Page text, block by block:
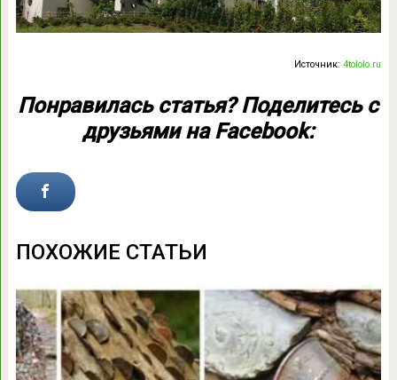
Источник:4tololo.ru
Понравилась статья? Поделитесь с
друзьями на Facebook:
ПОХОЖИЕ СТАТЬИ